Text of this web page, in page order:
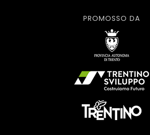
PROMOSSO DA